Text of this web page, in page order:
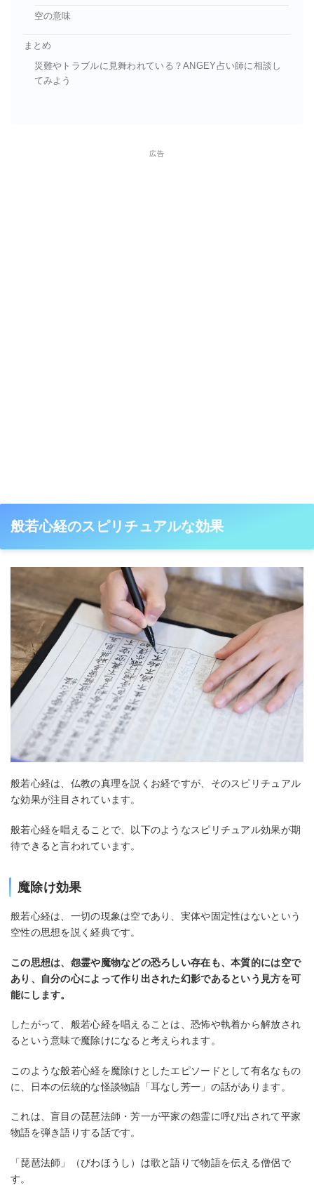
空の意味
まとめ
災難やトラブルに見舞われている？ANGEY占い師に相談し
てみよう
広告
般若心経のスピリチュアルな効果
般若心経は、仏教の真理を説くお経ですが、そのスピリチュアル
な効果が注目されています。
般若心経を唱えることで、以下のようなスピリチュアル効果が期
待できると言われています。
魔除け効果
般若心経は、一切の現象は空であり、実体や固定性はないという
空性の思想を説く経典です。
この思想は、怨霊や魔物などの恐ろしい存在も、本質的には空で
あり、自分の心によって作り出された幻影であるという見方を可
能にします。
したがって、般若心経を唱えることは、恐怖や執着から解放され
るという意味で魔除けになると考えられます。
このような般若心経を魔除けとしたエピソードとして有名なもの
に、日本の伝統的な怪談物語「耳なし芳一」の話があります。
これは、盲目の琵琶法師・芳一が平家の怨霊に呼び出されて平家
物語を弾き語りする話です。
「琵琶法師」（びわほうし）は歌と語りで物語を伝える僧侶で
す。